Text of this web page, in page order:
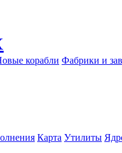
корабли Фабрики и
Карта Утилиты